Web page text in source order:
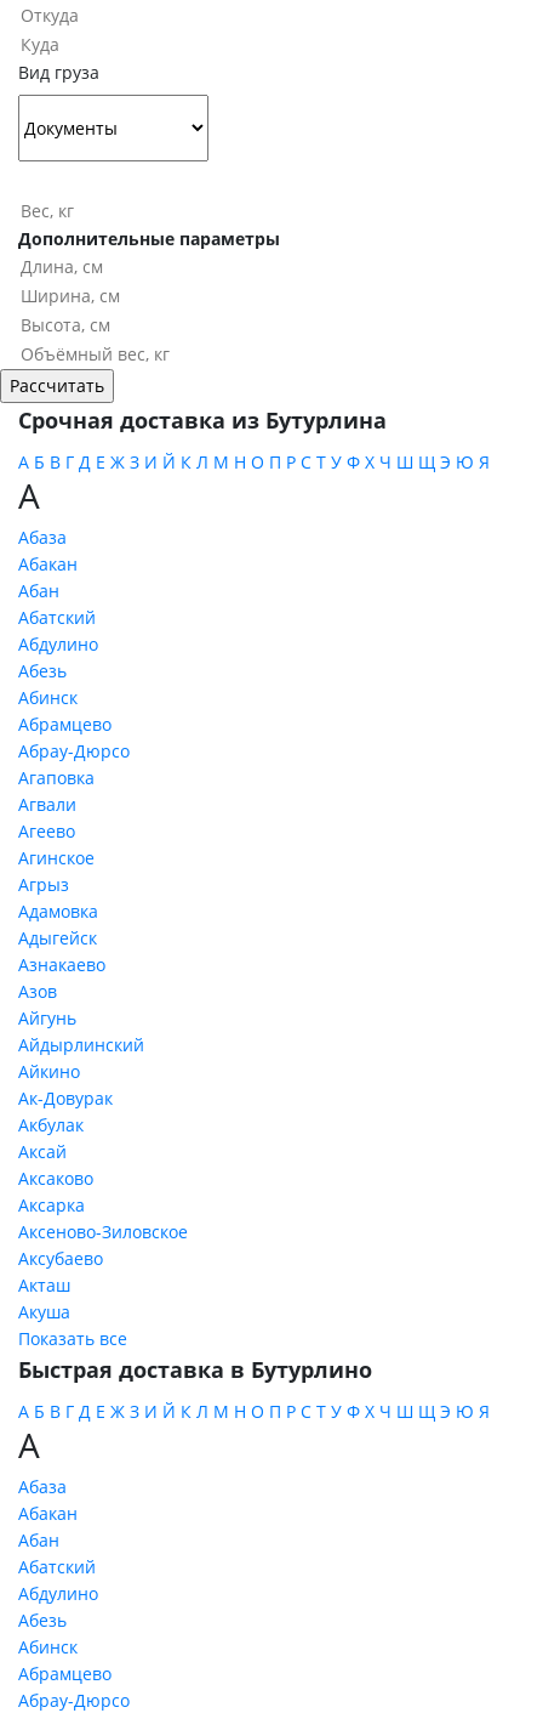
Вид груза
Дополнительные параметры
Срочная доставка из Бутурлина
А Б В Г Д Е Ж З И Й К Л М Н О П Р С Т У Ф Х Ч Ш Щ Э Ю Я
А
Абаза
Абакан
Абан
Абатский
Абдулино
Абезь
Абинск
Абрамцево
Абрау-Дюрсо
Агаповка
Агвали
Агеево
Агинское
Агрыз
Адамовка
Адыгейск
Азнакаево
Азов
Айгунь
Айдырлинский
Айкино
Ак-Довурак
Акбулак
Аксай
Аксаково
Аксарка
Аксеново-Зиловское
Аксубаево
Акташ
Акуша
Показать все
Быстрая доставка в Бутурлино
А Б В Г Д Е Ж З И Й К Л М Н О П Р С Т У Ф Х Ч Ш Щ Э Ю Я
А
Абаза
Абакан
Абан
Абатский
Абдулино
Абезь
Абинск
Абрамцево
Абрау-Дюрсо